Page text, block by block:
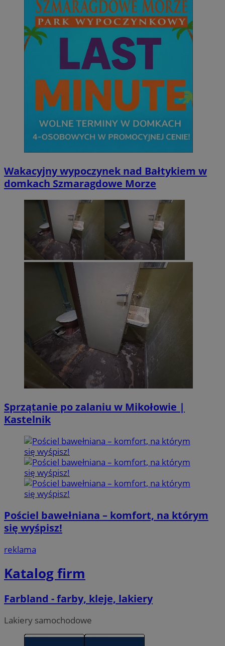
Wakacyjny wypoczynek nad Bałtykiem w
domkach Szmaragdowe Morze
Sprzątanie po zalaniu w Mikołowie |
Kastelnik
Pościel bawełniana – komfort, na którym
się wyśpisz!
reklama
Katalog firm
Farbland - farby, kleje, lakiery
Lakiery samochodowe